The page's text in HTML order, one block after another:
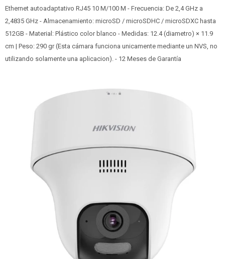
Ethernet autoadaptativo RJ45 10 M/100 M - Frecuencia: De 2,4 GHz a
2,4835 GHz - Almacenamiento: microSD / microSDHC / microSDXC hasta
512GB - Material: Plástico color blanco - Medidas: 12.4 (diametro) × 11.9
cm | Peso: 290 gr (Esta cámara funciona unicamente mediante un NVS, no
utilizando solamente una aplicacion). - 12 Meses de Garantía